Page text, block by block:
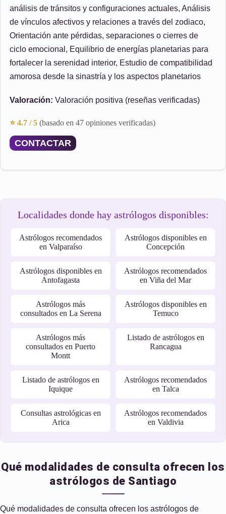
análisis de tránsitos y configuraciones actuales, Análisis
de vínculos afectivos y relaciones a través del zodiaco,
Orientación ante pérdidas, separaciones o cierres de
ciclo emocional, Equilibrio de energías planetarias para
fortalecer la serenidad interior, Estudio de compatibilidad
amorosa desde la sinastría y los aspectos planetarios
Valoración: Valoración positiva (reseñas verificadas)
⭐ 4.7 / 5 (basado en 47 opiniones verificadas)
CONTACTAR
Localidades donde hay astrólogos disponibles:
Astrólogos recomendados
en Valparaíso
Astrólogos disponibles en
Concepción
Astrólogos disponibles en
Antofagasta
Astrólogos recomendados
en Viña del Mar
Astrólogos más
consultados en La Serena
Astrólogos disponibles en
Temuco
Astrólogos más
consultados en Puerto
Montt
Listado de astrólogos en
Rancagua
Listado de astrólogos en
Iquique
Astrólogos recomendados
en Talca
Consultas astrológicas en
Arica
Astrólogos recomendados
en Valdivia
Qué modalidades de consulta ofrecen los
astrólogos de Santiago
Qué modalidades de consulta ofrecen los astrólogos de